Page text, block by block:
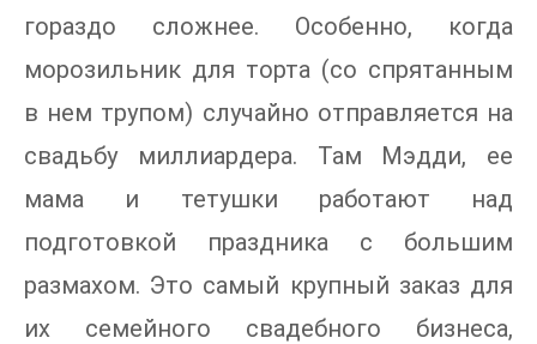
гораздо сложнее. Особенно, когда
морозильник для торта (со спрятанным
в нем трупом) случайно отправляется на
свадьбу миллиардера. Там Мэдди, ее
мама и тетушки работают над
подготовкой праздника с большим
размахом. Это самый крупный заказ для
их семейного свадебного бизнеса,